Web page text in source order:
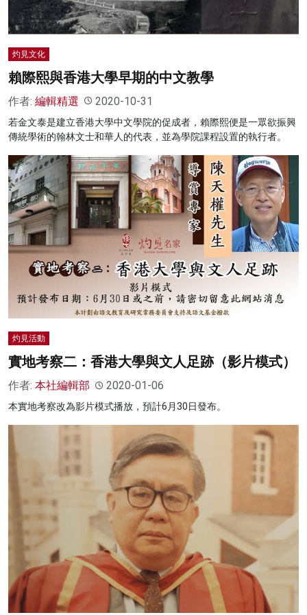
灼見文化
賴際熙與香港大學早期的中文教學
作者: 編輯精選 2020-10-31
若金文泰是建立香港大學中文學院的促成者，賴際熙便是一眾欲振興
傳統學術的翰林文士和華人的代表，並為學院課程設置的執行者。
灼見活動
實地考察二：香港大學與文人足跡（影片模式）
作者: 本社編輯部 2020-01-06
本實地考察改為影片模式播放，預計6月30日發布。